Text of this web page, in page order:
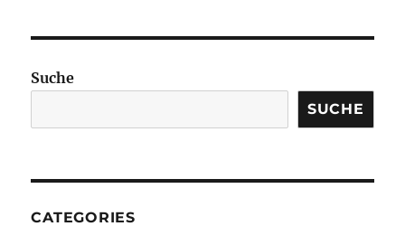
Suche
SUCHE
CATEGORIES